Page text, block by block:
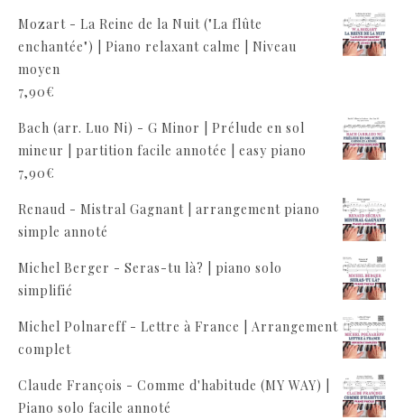
Mozart - La Reine de la Nuit ("La flûte
enchantée") | Piano relaxant calme | Niveau
moyen
7,90€
Bach (arr. Luo Ni) - G Minor | Prélude en sol
mineur | partition facile annotée | easy piano
7,90€
Renaud - Mistral Gagnant | arrangement piano
simple annoté
Michel Berger - Seras-tu là? | piano solo
simplifié
Michel Polnareff - Lettre à France | Arrangement
complet
Claude François - Comme d'habitude (MY WAY) |
Piano solo facile annoté